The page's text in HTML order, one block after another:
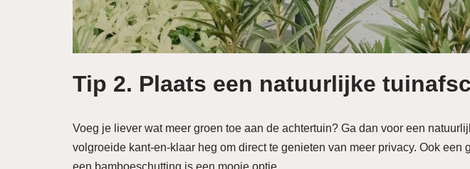
Tip 2. Plaats een natuurlijke
Voeg je liever wat meer groen toe aan de achtertuin? Ga dan voor een
volgroeide kant-en-klaar heg om direct te genieten van meer privacy. Ook een